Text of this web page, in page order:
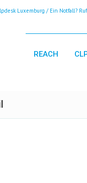
Luxemburg / Ein Notfall?
REACH